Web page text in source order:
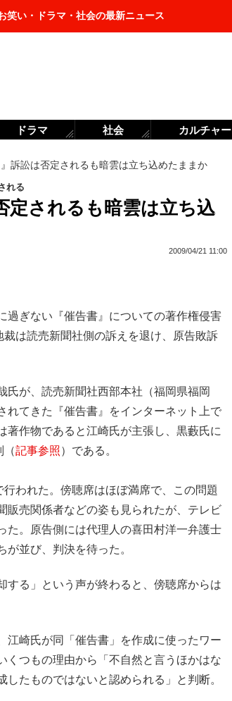
笑い・ドラマ・社会の最新ニュース
』訴訟は否定されるも暗雲は立ち込めたままか
れる
定されるも暗雲は立ち込
2009/04/21 11:00
ぎない『催告書』についての著作権侵害
は読売新聞社側の訴えを退け、原告敗訴
が、読売新聞社西部本社（福岡県福岡
れてきた『催告書』をインターネット上で
著作物であると江崎氏が主張し、黒藪氏に
（記事参照）である。
われた。傍聴席はほぼ満席で、この問題
販売関係者などの姿も見られたが、テレビ
た。原告側には代理人の喜田村洋一弁護士
並び、判決を待った。
る」という声が終わると、傍聴席からは
崎氏が同「催告書」を作成に使ったワー
くつもの理由から「不自然と言うほかはな
たものではないと認められる」と判断。
ドラマ 社会 カルチャー